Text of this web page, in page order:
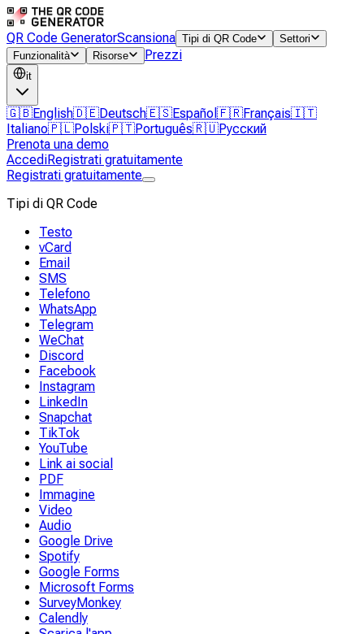
QR Code GeneratorScansiona Tipi di QR Code
Settori
Funzionalità
Risorse Prezzi
it
🇬🇧English🇩🇪Deutsch🇪🇸Español 🇫🇷Français🇮🇹
Italiano🇵🇱Polski🇵🇹Português🇷🇺Русский
Prenota una demo
AccediRegistrati gratuitamente
Registrati gratuitamente
Tipi di QR Code
Testo
vCard
Email
SMS
Telefono
WhatsApp
Telegram
WeChat
Discord
Facebook
Instagram
LinkedIn
Snapchat
TikTok
YouTube
Link ai social
PDF
Immagine
Video
Audio
Google Drive
Spotify
Google Forms
Microsoft Forms
SurveyMonkey
Calendly